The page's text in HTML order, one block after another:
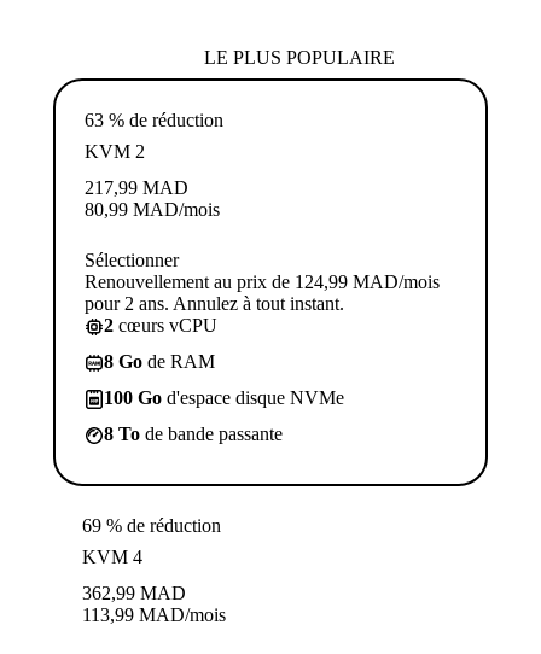
LE PLUS POPULAIRE
63 % de réduction
KVM 2
217,99 MAD
80,99 MAD/mois
Sélectionner
Renouvellement au prix de 124,99 MAD/mois
pour 2 ans. Annulez à tout instant.
2 cœurs vCPU
8 Go de RAM
100 Go d'espace disque NVMe
8 To de bande passante
69 % de réduction
KVM 4
362,99 MAD
113,99 MAD/mois